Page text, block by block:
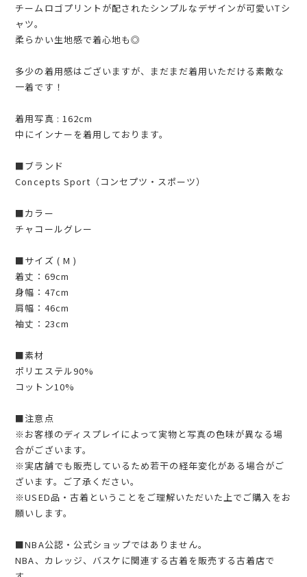
チームロゴプリントが配されたシンプルなデザインが可愛いTシ
ャツ。
柔らかい生地感で着心地も◎
多少の着用感はございますが、まだまだ着用いただける素敵な
一着です！
着用写真 : 162cm
中にインナーを着用しております。
■ブランド
Concepts Sport（コンセプツ・スポーツ）
■カラー
チャコールグレー
■サイズ ( M )
着丈：69cm
身幅：47cm
肩幅：46cm
袖丈：23cm
■素材
ポリエステル90%
コットン10%
■注意点
※お客様のディスプレイによって実物と写真の色味が異なる場
合がございます。
※実店舗でも販売しているため若干の経年変化がある場合がご
ざいます。ご了承ください。
※USED品・古着ということをご理解いただいた上でご購入をお
願いします。
■NBA公認・公式ショップではありません。
NBA、カレッジ、バスケに関連する古着を販売する古着店で